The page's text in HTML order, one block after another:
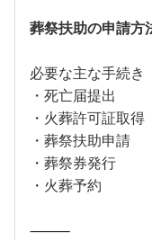
葬祭扶助の申請方
必要な主な手続き
・死亡届提出
・火葬許可証取得
・葬祭扶助申請
・葬祭券発行
・火葬予約
⸻